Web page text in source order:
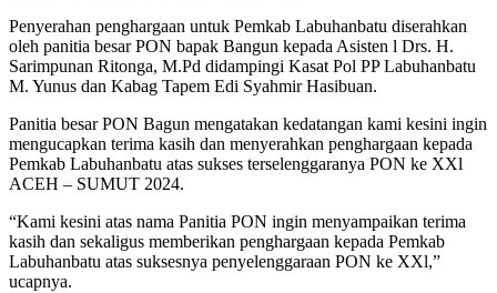
Penyerahan penghargaan untuk Pemkab Labuhanbatu diserahkan
oleh panitia besar PON bapak Bangun kepada Asisten l Drs. H.
Sarimpunan Ritonga, M.Pd didampingi Kasat Pol PP Labuhanbatu
M. Yunus dan Kabag Tapem Edi Syahmir Hasibuan.
Panitia besar PON Bagun mengatakan kedatangan kami kesini ingin
mengucapkan terima kasih dan menyerahkan penghargaan kepada
Pemkab Labuhanbatu atas sukses terselenggaranya PON ke XXl
ACEH – SUMUT 2024.
“Kami kesini atas nama Panitia PON ingin menyampaikan terima
kasih dan sekaligus memberikan penghargaan kepada Pemkab
Labuhanbatu atas suksesnya penyelenggaraan PON ke XXl,”
ucapnya.